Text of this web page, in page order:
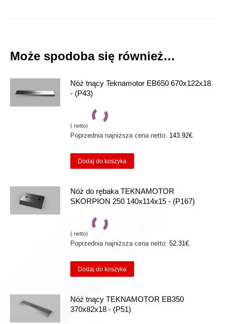
Może spodoba się również…
Nóż tnący Teknamotor EB650 670x122x18
- (P43)
( netto)
Poprzednia najniższa cena netto: 143.92€
Dodaj do koszyka
Nóż do rębaka TEKNAMOTOR
SKORPION 250 140x114x15 - (P167)
( netto)
Poprzednia najniższa cena netto: 52.31 €
Dodaj do koszyka
Nóż tnący TEKNAMOTOR EB350
370x82x18 - (P51)